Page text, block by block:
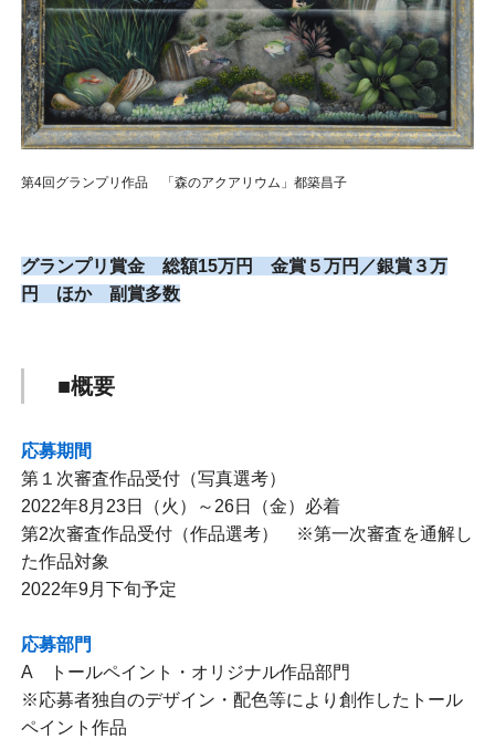
第4回グランプリ作品 「森のアクアリウム」都築昌子
グランプリ賞金 総額15万円 金賞５万円／銀賞３万
円 ほか 副賞多数
■概要
応募期間
第１次審査作品受付（写真選考）
2022年8月23日（火）～26日（金）必着
第2次審査作品受付（作品選考） ※第一次審査を通解し
た作品対象
2022年9月下旬予定
応募部門
A トールペイント・オリジナル作品部門
※応募者独自のデザイン・配色等により創作したトール
ペイント作品